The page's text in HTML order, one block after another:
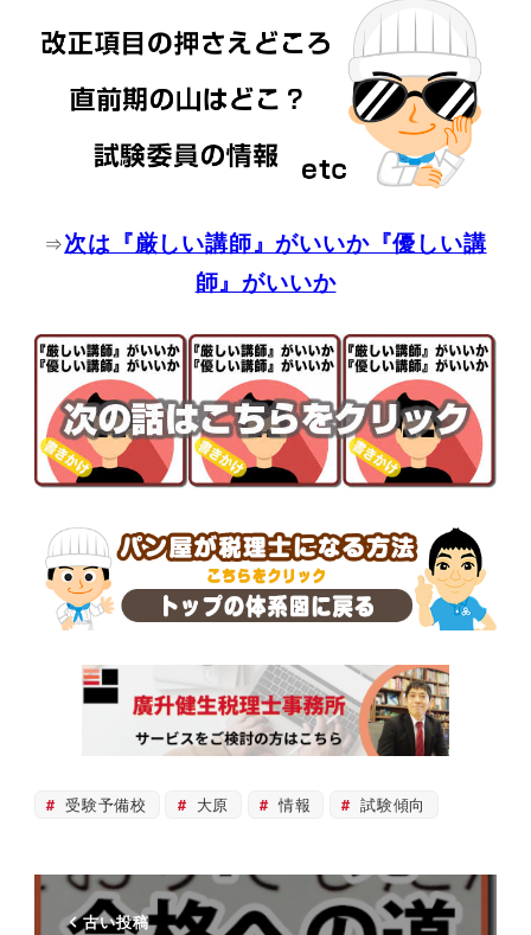
⇒次は『厳しい講師』がいいか『優しい講
師』がいいか
受験予備校 大原 情報 試験傾向
古い投稿